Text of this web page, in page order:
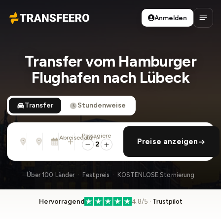
Transfeero
Anmelden
Transfer vom Hamburger
Flughafen nach Lübeck
Transfer Stundenweise
Von
Adresse, Flughafen, Hotel, ...
Nach
Adresse, Flughafen, Hotel, ...
Abreisedatum
Sa., 8. Aug. · 01:45 PM
rückfahrt hinzufügen
Passagiere
2 Preise anzeigen
Über 100 Länder · Festpreis · KOSTENLOSE Stornierung
Hervorragend 4.8/5 · Trustpilot